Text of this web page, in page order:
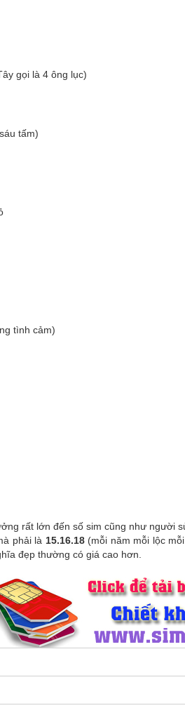
gọi là 4 ông lục)
tấm)
tình cảm)
rất lớn đến số sim cũng như người
phải là 15.16.18(mỗi năm mỗi lộc
đẹp thường có giá cao hơn.